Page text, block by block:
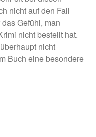
nicht auf den Fall
Gefühl, man
nicht bestellt hat.
nicht
Buch eine besondere